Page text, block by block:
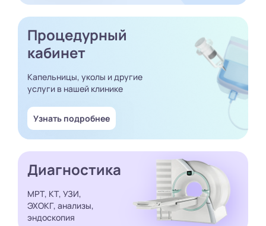
Процедурный
кабинет
Капельницы, уколы и другие
услуги в нашей клинике
Узнать подробнее
Диагностика
МРТ, КТ, УЗИ,
ЭХОКГ, анализы,
эндоскопия